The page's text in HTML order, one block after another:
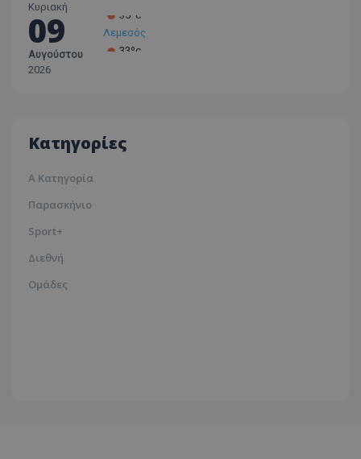
Κυριακή
09
Αυγούστου
2026
Κατηγορίες
Α Κατηγορία
Παρασκήνιο
Sport+
Διεθνή
Ομάδες